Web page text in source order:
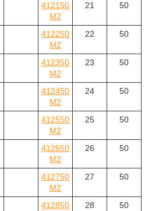
412150
M2
21 50
412250
M2
22 50
412350
M2
23 50
412450
M2
24 50
412550
M2
25 50
412650
M2
26 50
412750
M2
27 50
412850
28 50